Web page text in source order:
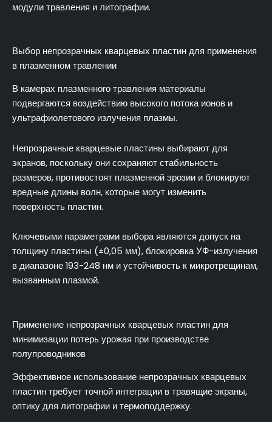
модули травления и литографии.
Выбор непрозрачных кварцевых пластин для применения
в плазменном травлении
В камерах плазменного травления материалы
подвергаются воздействию высокого потока ионов и
ультрафиолетового излучения плазмы.
Непрозрачные кварцевые пластины выбирают для
экранов, поскольку они сохраняют стабильность
размеров, противостоят плазменной эрозии и блокируют
вредные длины волн, которые могут изменить
поверхность пластин.
Ключевыми параметрами выбора являются допуск на
толщину пластины (±0,05 мм), блокировка УФ-излучения
в диапазоне 193-248 нм и устойчивость к микротрещинам,
вызванным плазмой.
Применение непрозрачных кварцевых пластин для
минимизации потерь урожая при производстве
полупроводников
Эффективное использование непрозрачных кварцевых
пластин требует точной интеграции в травящие экраны,
оптику для литографии и термоподдержку.